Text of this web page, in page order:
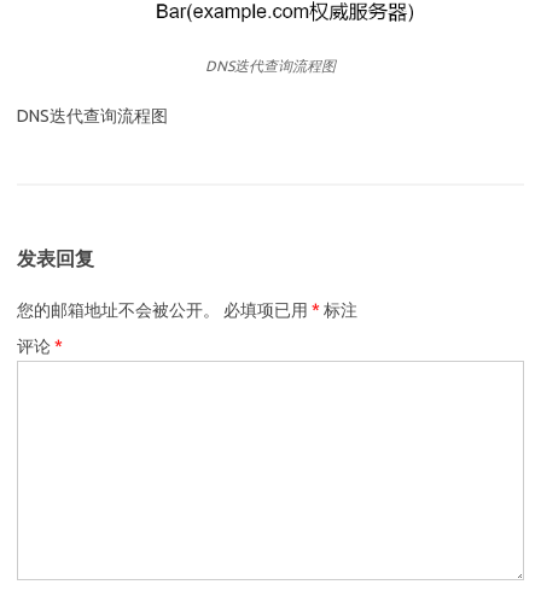
DNS迭代查询流程图
DNS迭代查询流程图
发表回复
您的邮箱地址不会被公开。 必填项已用 * 标注
评论*